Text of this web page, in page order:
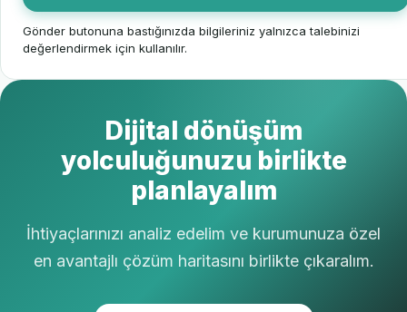
Gönder butonuna bastığınızda bilgileriniz yalnızca talebinizi
değerlendirmek için kullanılır.
Dijital dönüşüm
yolculuğunuzu birlikte
planlayalım
İhtiyaçlarınızı analiz edelim ve kurumunuza özel
en avantajlı çözüm haritasını birlikte çıkaralım.